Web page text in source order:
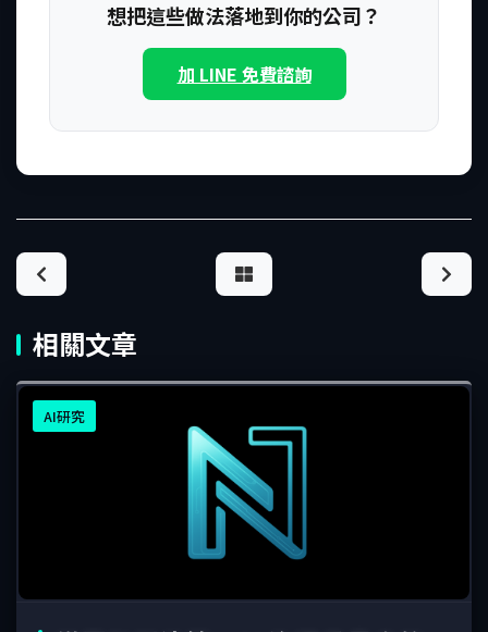
想把這些做法落地到你的公司？
加 LINE 免費諮詢
相關文章
AI研究